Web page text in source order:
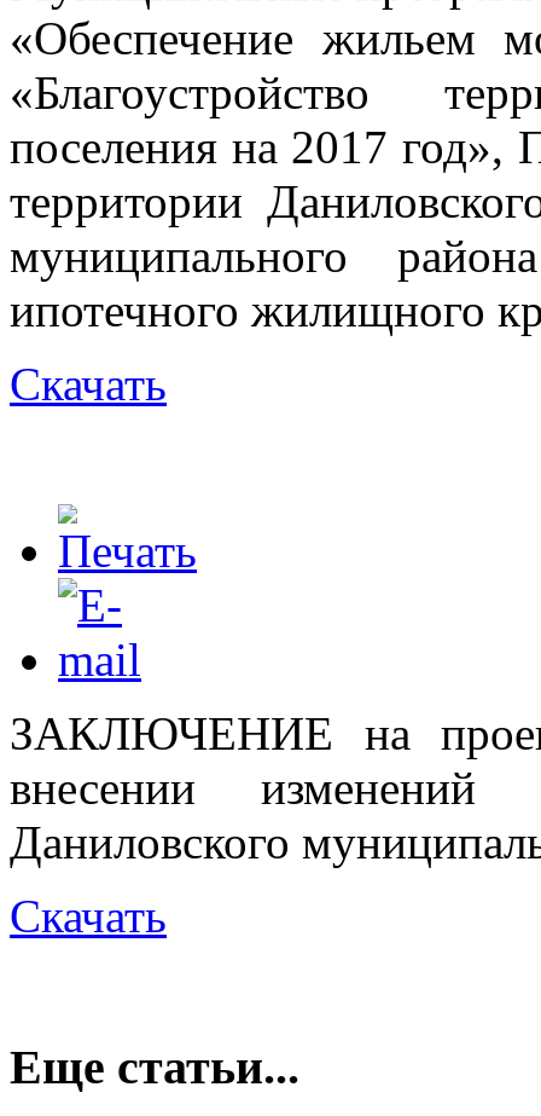
«Обеспечение жильем
«Благоустройство
поселения на 2017
территории
муниципального
ипотечного жилищного
Скачать
ЗАКЛЮЧЕНИЕ на
внесении
Даниловского
Скачать
Еще статьи...